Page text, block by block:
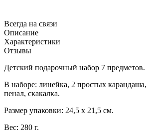
Всегда на связи
Описание
Характеристики
Отзывы
Детский подарочный набор 7 предметов.
В наборе: линейка, 2 простых
пенал, скакалка.
Размер упаковки: 24,5 х 21,5 см.
Вес: 280 г.